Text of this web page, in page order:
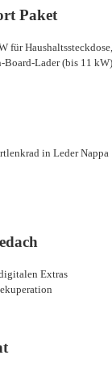
Paket
für
Board-Lader (bis 11 kW)
in Leder Nappa
Extras